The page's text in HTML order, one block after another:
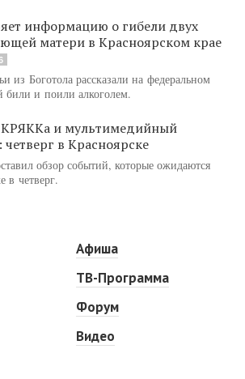
информацию о гибели двух
матери в Красноярском крае
из Боготола рассказали на федеральном
били и поили алкоголем.
и мультимедийный
четверг в Красноярске
обзор событий, которые ожидаются
в четверг.
Афиша
ТВ-Программа
Форум
Видео